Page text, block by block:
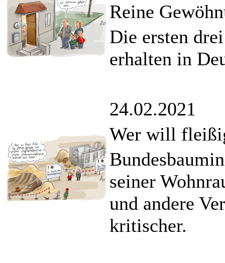
Reine
Die ersten
erhalten in
24.02.2021
Wer will
seiner
und andere
kritischer.